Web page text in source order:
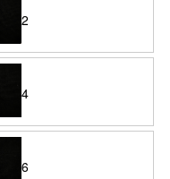
2
4
6